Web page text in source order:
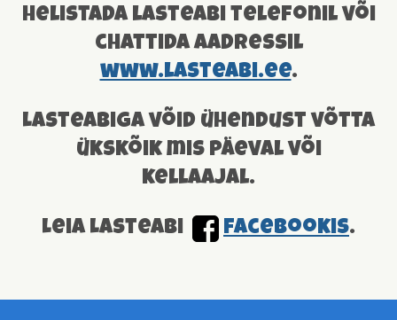
helistada lasteabi telefonil või
chattida aadressil
www.lasteabi.ee.
Lasteabiga võid ühendust võtta
ükskõik mis päeval või
kellaajal.
Leia Lasteabi facebookis.